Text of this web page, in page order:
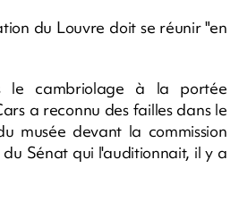
du Louvre doit se réunir "en
le cambriolage à la portée
a reconnu des failles dans le
musée devant la commission
Sénat qui l'auditionnait, il y a